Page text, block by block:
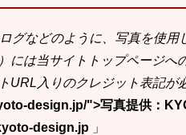
グなどのように、写真を使用
には当サイトトップページへ
URL入りのクレジット表記が
design.jp/">写真提供：
design.jp 」